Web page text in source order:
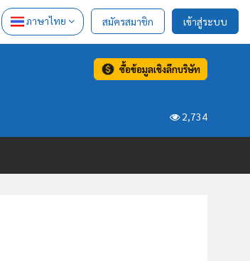
ภาษาไทย สมัครสมาชิก เข้าสู่ระบบ
ซื้อข้อมูลเชิงลึกบริษัท
2,734